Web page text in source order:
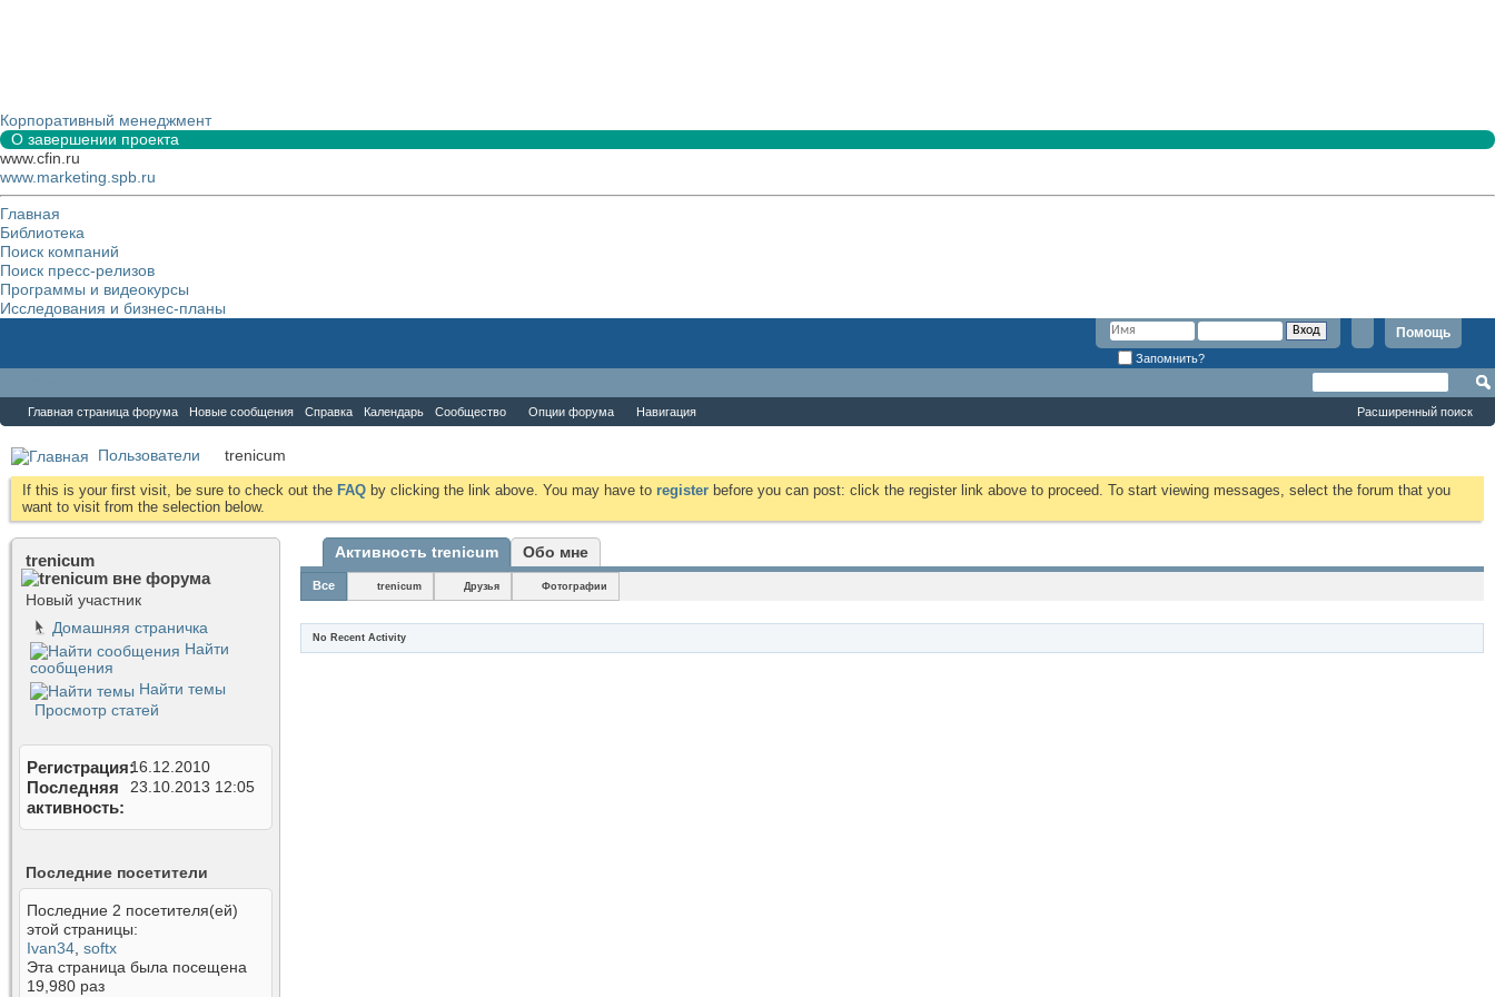
Корпоративный менеджмент
О завершении проекта
www.cfin.ru
www.marketing.spb.ru
Главная
Библиотека
Поиск компаний
Поиск пресс-релизов
Программы и видеокурсы
Исследования и бизнес-планы
Помощь
Запомнить?
Главная страница форума Новые сообщения Справка Календарь Сообщество Опции форума Навигация Расширенный поиск
Пользователи trenicum
If this is your first visit, be sure to check out the FAQ by clicking the link above. You may have to register before you can post: click the register link above to proceed. To start viewing messages, select the forum that you
want to visit from the selection below.
trenicum
Новый участник
Домашняя страничка
Найти
сообщения
Найти темы
Просмотр статей
Регистрация16.12.2010
Последняя
активность
23.10.2013 12:05
Последние посетители
Последние 2 посетителя(ей)
этой страницы:
Ivan34 softx
Эта страница была посещена
19,980 раз
Активность trenicum Обо мне
Все trenicum Друзья Фотографии
No Recent Activity